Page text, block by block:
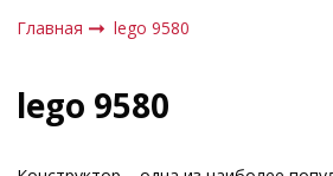
Главная lego 9580
lego 9580